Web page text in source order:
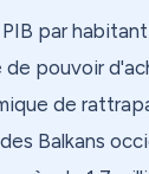
par
pouvoir
de
Balkans